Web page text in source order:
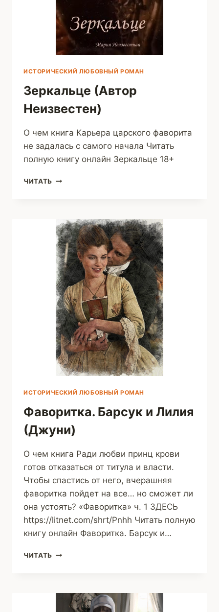
ИСТОРИЧЕСКИЙ ЛЮБОВНЫЙ РОМАН
Зеркальце (Автор
Неизвестен)
О чем книга Карьера царского фаворита
не задалась с самого начала Читать
полную книгу онлайн Зеркальце 18+
ЧИТАТЬ ЗЕРКАЛЬЦЕ
ИСТОРИЧЕСКИЙ ЛЮБОВНЫЙ РОМАН
Фаворитка. Барсук и Лилия
(Джуни)
О чем книга Ради любви принц крови
готов отказаться от титула и власти.
Чтобы спастись от него, вчерашняя
фаворитка пойдет на все… но сможет ли
она устоять? «Фаворитка» ч. 1 ЗДЕСЬ
https://litnet.com/shrt/Pnhh Читать полную
книгу онлайн Фаворитка. Барсук и…
ЧИТАТЬ ФАВОРИТКА.
(ДЖУНИ)